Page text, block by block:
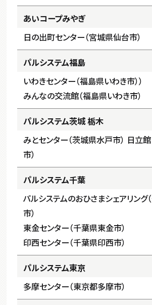
あいコープみやぎ
日の出町センター（宮城県仙台市）
パルシステム福島
いわきセンター（福島県いわき市））
みんなの交流館（福島県いわき市）
パルシステム茨城 栃木
みとセンター（茨城県水戸市） 日立
市）
パルシステム千葉
パルシステムのおひさまシェアリング
市）
東金センター（千葉県東金市）
印西センター（千葉県印西市）
パルシステム東京
多摩センター（東京都多摩市）